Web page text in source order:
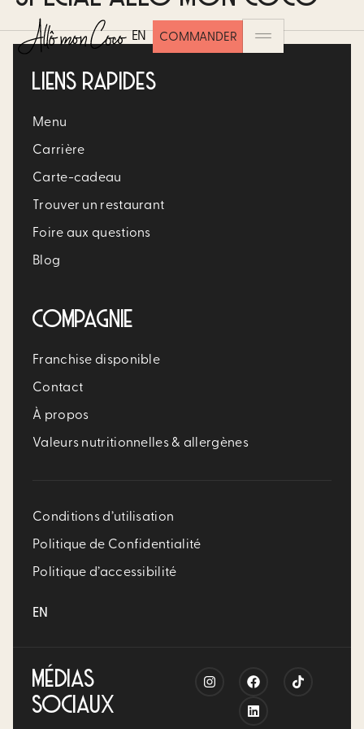
EN COMMANDER
LIENS RAPIDES
Menu
Carrière​
Carte-cadeau
Trouver un restaurant​
Foire aux questions
Blog
COMPAGNIE
Franchise disponible
Contact
À propos
Valeurs nutritionnelles & allergènes
Conditions d’utilisation
Politique de Confidentialité
Politique d’accessibilité
EN
MÉDIAS
SOCIAUX